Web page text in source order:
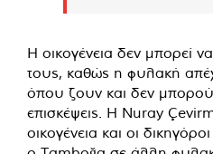
Η οικογένεια δεν μπορεί
τους, καθώς η φυλακή
όπου ζουν και δεν
επισκέψεις. Η Nuray
οικογένεια και οι